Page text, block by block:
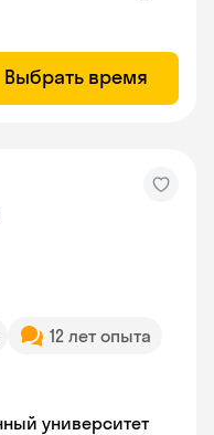
Выбрать время
12 лет опыта
университет